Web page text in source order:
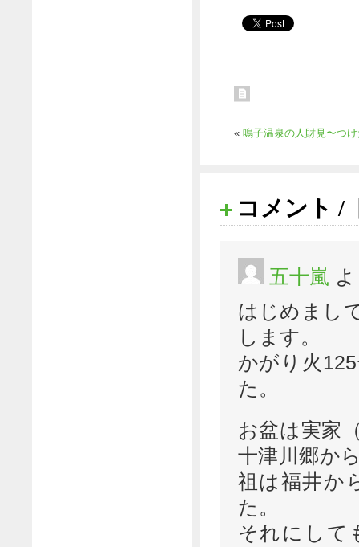
«鳴子温泉の人財見〜つ
コメント /
五十嵐
はじめまし
します。
かがり火
た。
お盆は実家
十津川郷か
祖は福井か
た。
それにして